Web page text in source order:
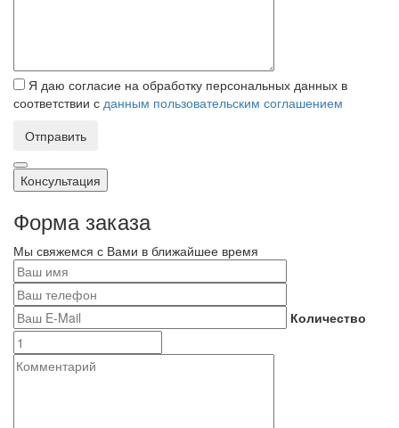
Я даю согласие на обработку персональных данных в
соответствии с данным пользовательским соглашением
Отправить
Консультация
Форма заказа
Мы свяжемся с Вами в ближайшее время
Количество